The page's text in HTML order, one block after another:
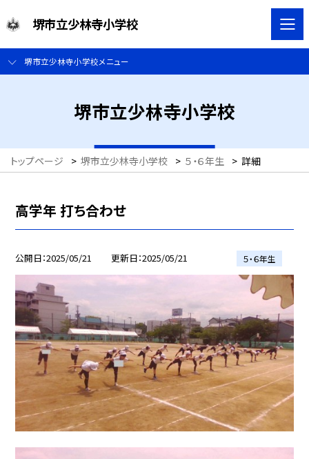
堺市立少林寺小学校
堺市立少林寺小学校メニュー
堺市立少林寺小学校
トップページ > 堺市立少林寺小学校 > ５・６年生 > 詳細
高学年 打ち合わせ
公開日 2025/05/21 更新日 2025/05/21 ５・６年生